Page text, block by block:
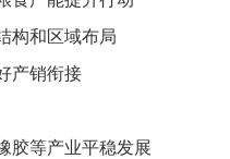
构和区域布局
产销衔接
胶等产业平稳发展